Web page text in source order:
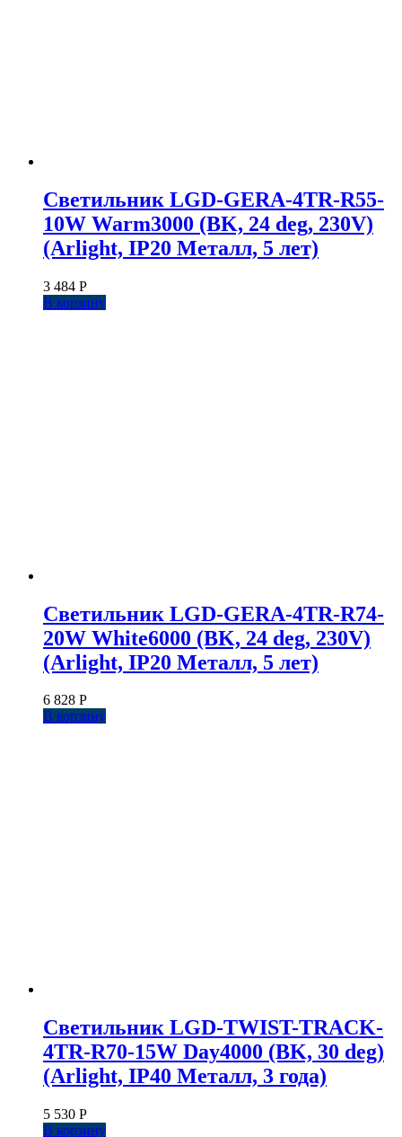
Светильник LGD-GERA-4TR-R55-
10W Warm3000 (BK, 24 deg, 230V)
(Arlight, IP20 Металл, 5 лет)
3 484 Р
В корзину
Светильник LGD-GERA-4TR-R74-
20W White6000 (BK, 24 deg, 230V)
(Arlight, IP20 Металл, 5 лет)
6 828 Р
В корзину
Светильник LGD-TWIST-TRACK-
4TR-R70-15W Day4000 (BK, 30 deg)
(Arlight, IP40 Металл, 3 года)
5 530 Р
В корзину